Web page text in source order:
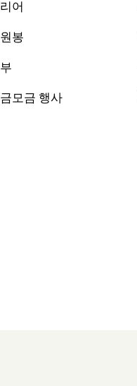
어
봉
모금 행사